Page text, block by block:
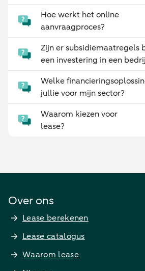
Hoe werkt het online
aanvraagproces?
Zijn er subsidiemaatregels
een investering in een
Welke
jullie voor mijn sector?
Waarom kiezen voor
lease?
Over ons
Lease berekenen
Lease catalogus
Waarom lease